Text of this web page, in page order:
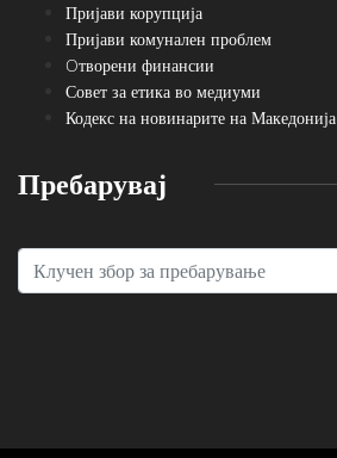
Пријави корупција
Пријави комунален проблем
Oтворени финансии
Совет за етика во медиуми
Кодекс на новинарите на Македонија
Пребарувај